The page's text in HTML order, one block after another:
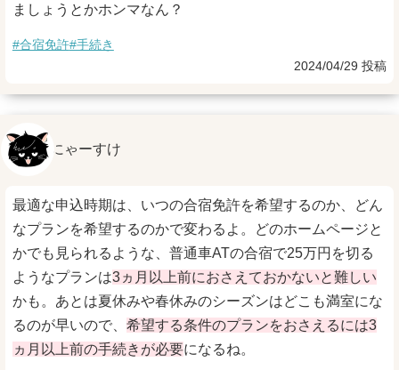
ましょうとかホンマなん？
#合宿免許#手続き
2024/04/29 投稿
にゃーすけ
最適な申込時期は、いつの合宿免許を希望するのか、どん
なプランを希望するのかで変わるよ。どのホームページと
かでも見られるような、普通車ATの合宿で25万円を切る
ようなプランは3ヵ月以上前におさえておかないと難しい
かも。あとは夏休みや春休みのシーズンはどこも満室にな
るのが早いので、 希望する条件のプランをおさえるには3
ヵ月以上前の手続きが必要になるね。